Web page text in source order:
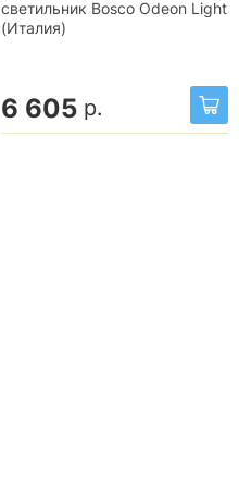
светильник Bosco Odeon Light
(Италия)
6 605 р.